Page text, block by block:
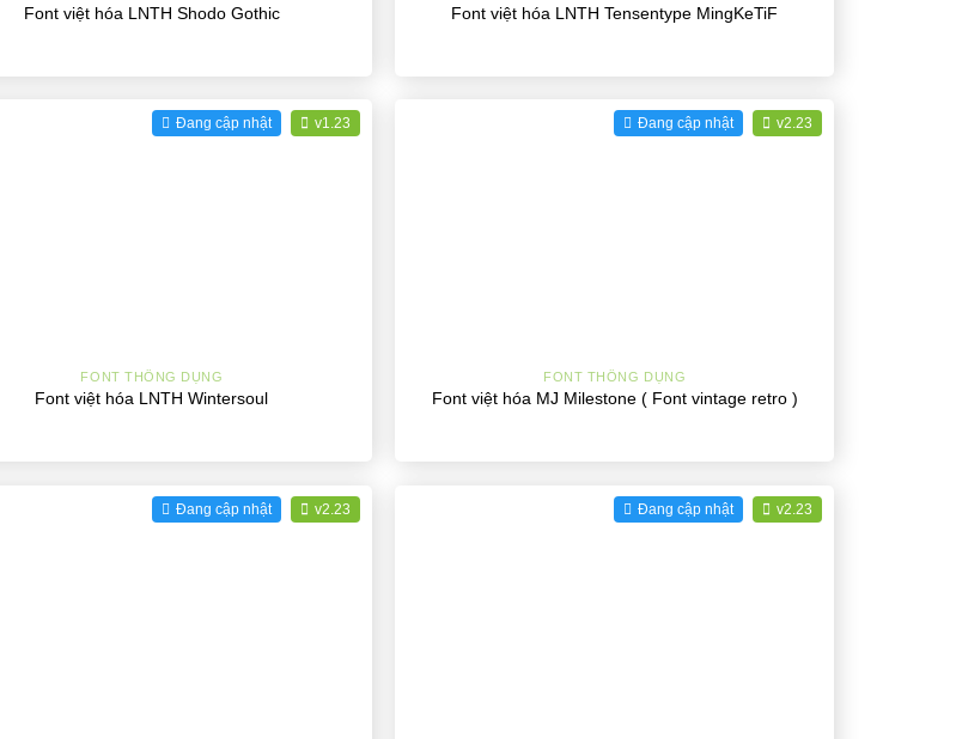
Font việt hóa LNTH Shodo Gothic Font việt hóa LNTH Tensentype MingKeTiF
Đang cập nhật v1.23
FONT THÔNG DỤNG
Font việt hóa LNTH Wintersoul
Đang cập nhật v2.23
FONT THÔNG DỤNG
Font việt hóa MJ Milestone ( Font vintage retro )
Đang cập nhật v2.23 Đang cập nhật v2.23